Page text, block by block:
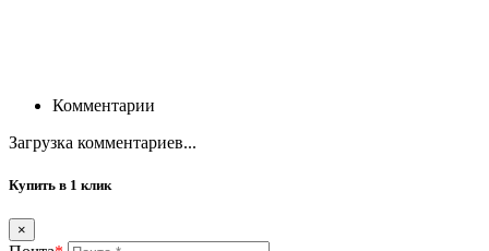
Комментарии
Загрузка комментариев...
Купить в 1 клик
×